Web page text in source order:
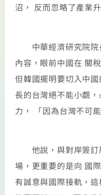
沼， 反而忽略了產業
中華經濟研究院院
內容，眼前中國在 關
但韓國擺明要切入中
長的台灣絕不能小覷
力， 「因為台灣不可
他說，與對岸簽訂
場，更重要的是向 國
有誠意與國際接軌，